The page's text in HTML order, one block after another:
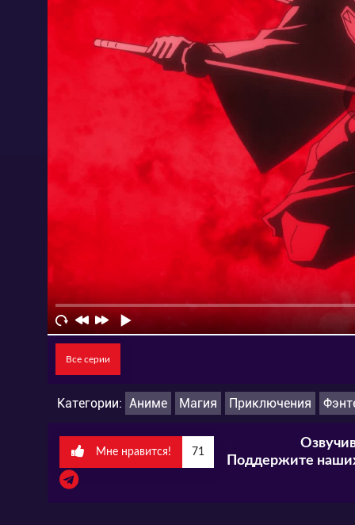
Все серии
Категории: Аниме Магия Приключения
Мне нравится! 71
Поддержите